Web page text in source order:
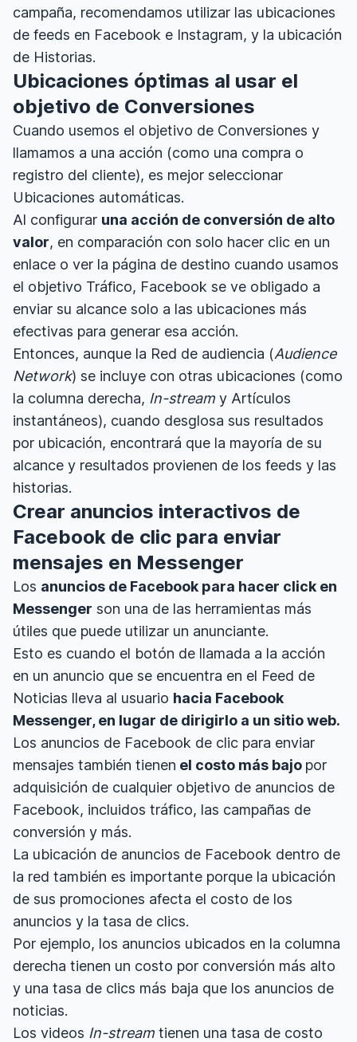
campaña, recomendamos utilizar las ubicaciones
de feeds en Facebook e Instagram, y la ubicación
de Historias.
Ubicaciones óptimas al usar el
objetivo de Conversiones
Cuando usemos el objetivo de Conversiones y
llamamos a una acción (como una compra o
registro del cliente), es mejor seleccionar
Ubicaciones automáticas.
Al configurar una acción de conversión de alto
valor, en comparación con solo hacer clic en un
enlace o ver la página de destino cuando usamos
el objetivo Tráfico, Facebook se ve obligado a
enviar su alcance solo a las ubicaciones más
efectivas para generar esa acción.
Entonces, aunque la Red de audiencia (Audience
Network) se incluye con otras ubicaciones (como
la columna derecha, In-stream y Artículos
instantáneos), cuando desglosa sus resultados
por ubicación, encontrará que la mayoría de su
alcance y resultados provienen de los feeds y las
historias.
Crear anuncios interactivos de
Facebook de clic para enviar
mensajes en Messenger
Los anuncios de Facebook para hacer click en
Messenger son una de las herramientas más
útiles que puede utilizar un anunciante.
Esto es cuando el botón de llamada a la acción
en un anuncio que se encuentra en el Feed de
Noticias lleva al usuario hacia Facebook
Messenger, en lugar de dirigirlo a un sitio web.
Los anuncios de Facebook de clic para enviar
mensajes también tienen el costo más bajo por
adquisición de cualquier objetivo de anuncios de
Facebook, incluidos tráfico, las campañas de
conversión y más.
La ubicación de anuncios de Facebook dentro de
la red también es importante porque la ubicación
de sus promociones afecta el costo de los
anuncios y la tasa de clics.
Por ejemplo, los anuncios ubicados en la columna
derecha tienen un costo por conversión más alto
y una tasa de clics más baja que los anuncios de
noticias.
Los videos In-stream tienen una tasa de costo